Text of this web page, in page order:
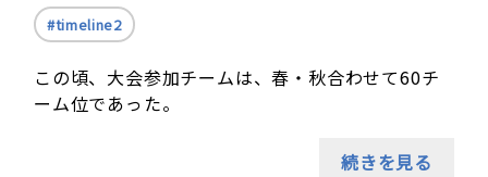
timeline2
この頃、大会参加チームは、春・秋合わせて60チ
ーム位であった。
続きを見る